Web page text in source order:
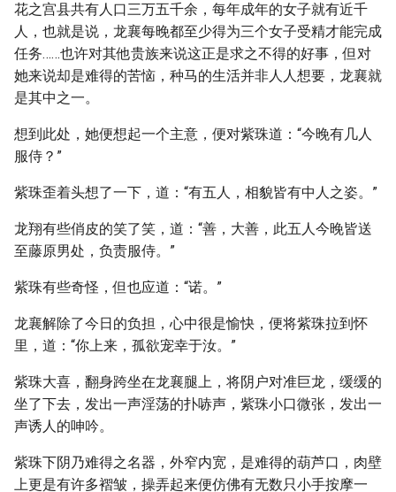
花之宫县共有人口三万五千余，每年成年的女子就有近千
人，也就是说，龙襄每晚都至少得为三个女子受精才能完成
任务……也许对其他贵族来说这正是求之不得的好事，但对
她来说却是难得的苦恼，种马的生活并非人人想要，龙襄就
是其中之一。
想到此处，她便想起一个主意，便对紫珠道：“今晚有几人
服侍？”
紫珠歪着头想了一下，道：“有五人，相貌皆有中人之姿。”
龙翔有些俏皮的笑了笑，道：“善，大善，此五人今晚皆送
至藤原男处，负责服侍。”
紫珠有些奇怪，但也应道：“诺。”
龙襄解除了今日的负担，心中很是愉快，便将紫珠拉到怀
里，道：“你上来，孤欲宠幸于汝。”
紫珠大喜，翻身跨坐在龙襄腿上，将阴户对准巨龙，缓缓的
坐了下去，发出一声淫荡的扑哧声，紫珠小口微张，发出一
声诱人的呻吟。
紫珠下阴乃难得之名器，外窄内宽，是难得的葫芦口，肉壁
上更是有许多褶皱，操弄起来便仿佛有无数只小手按摩一